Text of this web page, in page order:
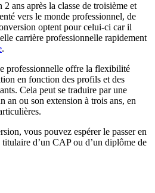
2 ans après la classe de troisième et
vers le monde professionnel, de
optent pour celui-ci car il
carrière professionnelle rapidement
.
professionnelle offre la flexibilité
en fonction des profils et des
Cela peut se traduire par une
an ou son extension à trois ans, en
vous pouvez espérer le passer en
d’un CAP ou d’un diplôme de